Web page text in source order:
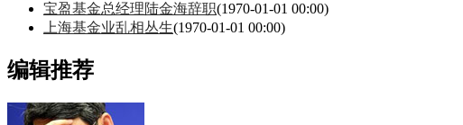
宝盈基金总经理陆金海辞职(1970-01-01 00:00)
上海基金业乱相丛生(1970-01-01 00:00)
编辑推荐